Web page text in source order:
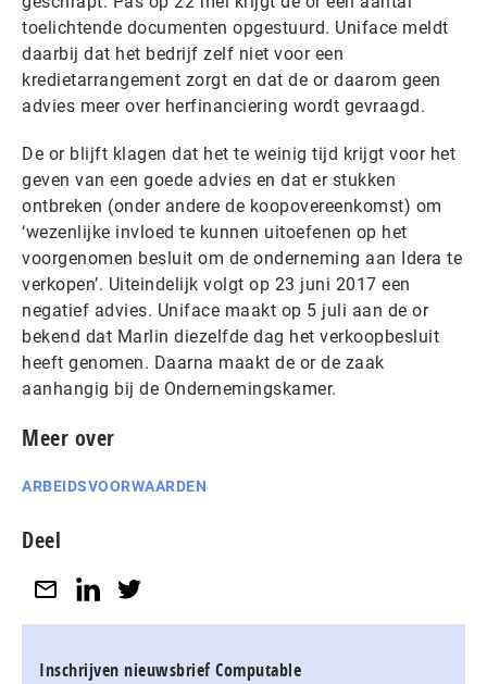
toelichtende documenten opgestuurd. Uniface meldt
daarbij dat het bedrijf zelf niet voor een
kredietarrangement zorgt en dat de or daarom geen
advies meer over herfinanciering wordt gevraagd.
De or blijft klagen dat het te weinig tijd krijgt voor het
geven van een goede advies en dat er stukken
ontbreken (onder andere de koopovereenkomst) om
‘wezenlijke invloed te kunnen uitoefenen op het
voorgenomen besluit om de onderneming aan Idera te
verkopen’. Uiteindelijk volgt op 23 juni 2017 een
negatief advies. Uniface maakt op 5 juli aan de or
bekend dat Marlin diezelfde dag het verkoopbesluit
heeft genomen. Daarna maakt de or de zaak
aanhangig bij de Ondernemingskamer.
Meer over
ARBEIDSVOORWAARDEN
Deel
Inschrijven nieuwsbrief Computable